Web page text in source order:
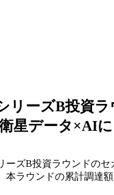
リーズB投資
星データ×AI
ーズB投資ラウンドの
ラウンドの累計調達額